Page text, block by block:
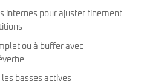
internes pour ajuster finement
ou à buffer avec
basses actives